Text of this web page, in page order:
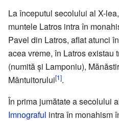
La începutul secolului al X-
muntele Latros intra în
Pavel din Latros, aflat atunci
acea vreme, în Latros existau
(numită și Lamponiu),
Mântuitorului[1].
În prima jumătate a secolului
Imnograful intra în monahism